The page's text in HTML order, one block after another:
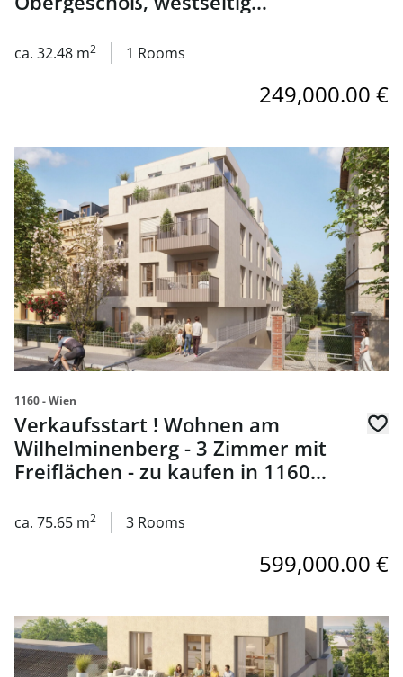
Wien
ca. 32.48 m2 1 Rooms
249,000.00 €
link to page Verkaufsstart ! Wohnen am
1160 - Wien
Verkaufsstart ! Wohnen am
Wilhelminenberg - 3 Zimmer mit
Freiflächen - zu kaufen in 1160
ca. 75.65 m2 3 Rooms
599,000.00 €
link to page VERKAUFSSTART - Wohnen am